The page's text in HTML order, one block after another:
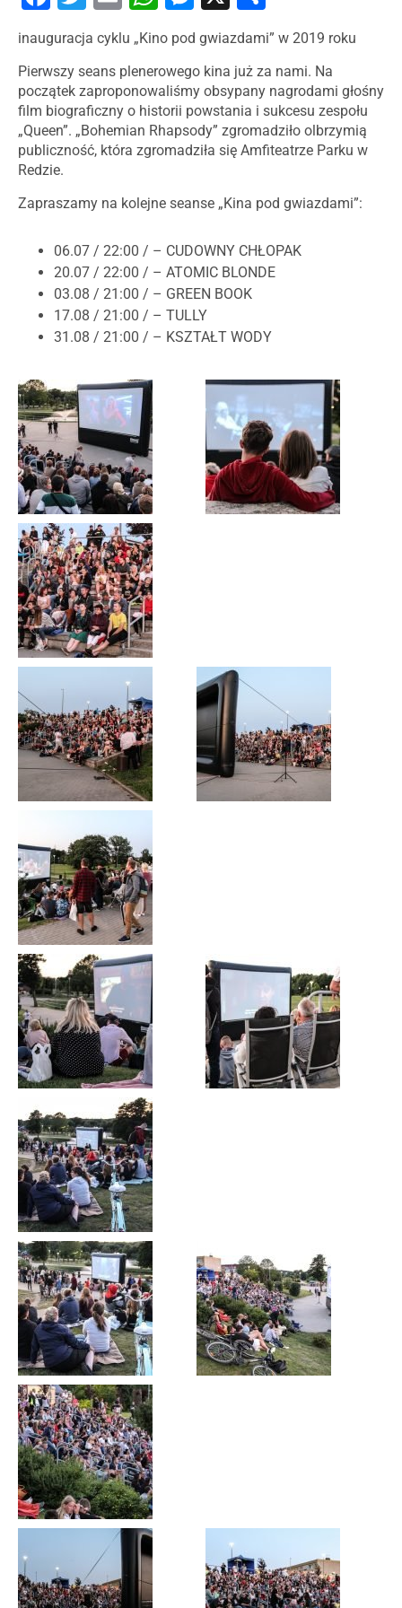
inauguracja cyklu „Kino pod gwiazdami” w 2019 roku
Pierwszy seans plenerowego kina już za nami. Na
początek zaproponowaliśmy obsypany nagrodami głośny
film biograficzny o historii powstania i sukcesu zespołu
„Queen”. „Bohemian Rhapsody” zgromadziło olbrzymią
publiczność, która zgromadziła się Amfiteatrze Parku w
Redzie.
Zapraszamy na kolejne seanse „Kina pod gwiazdami”:
06.07 / 22:00 / – CUDOWNY CHŁOPAK
20.07 / 22:00 / – ATOMIC BLONDE
03.08 / 21:00 / – GREEN BOOK
17.08 / 21:00 / – TULLY
31.08 / 21:00 / – KSZTAŁT WODY